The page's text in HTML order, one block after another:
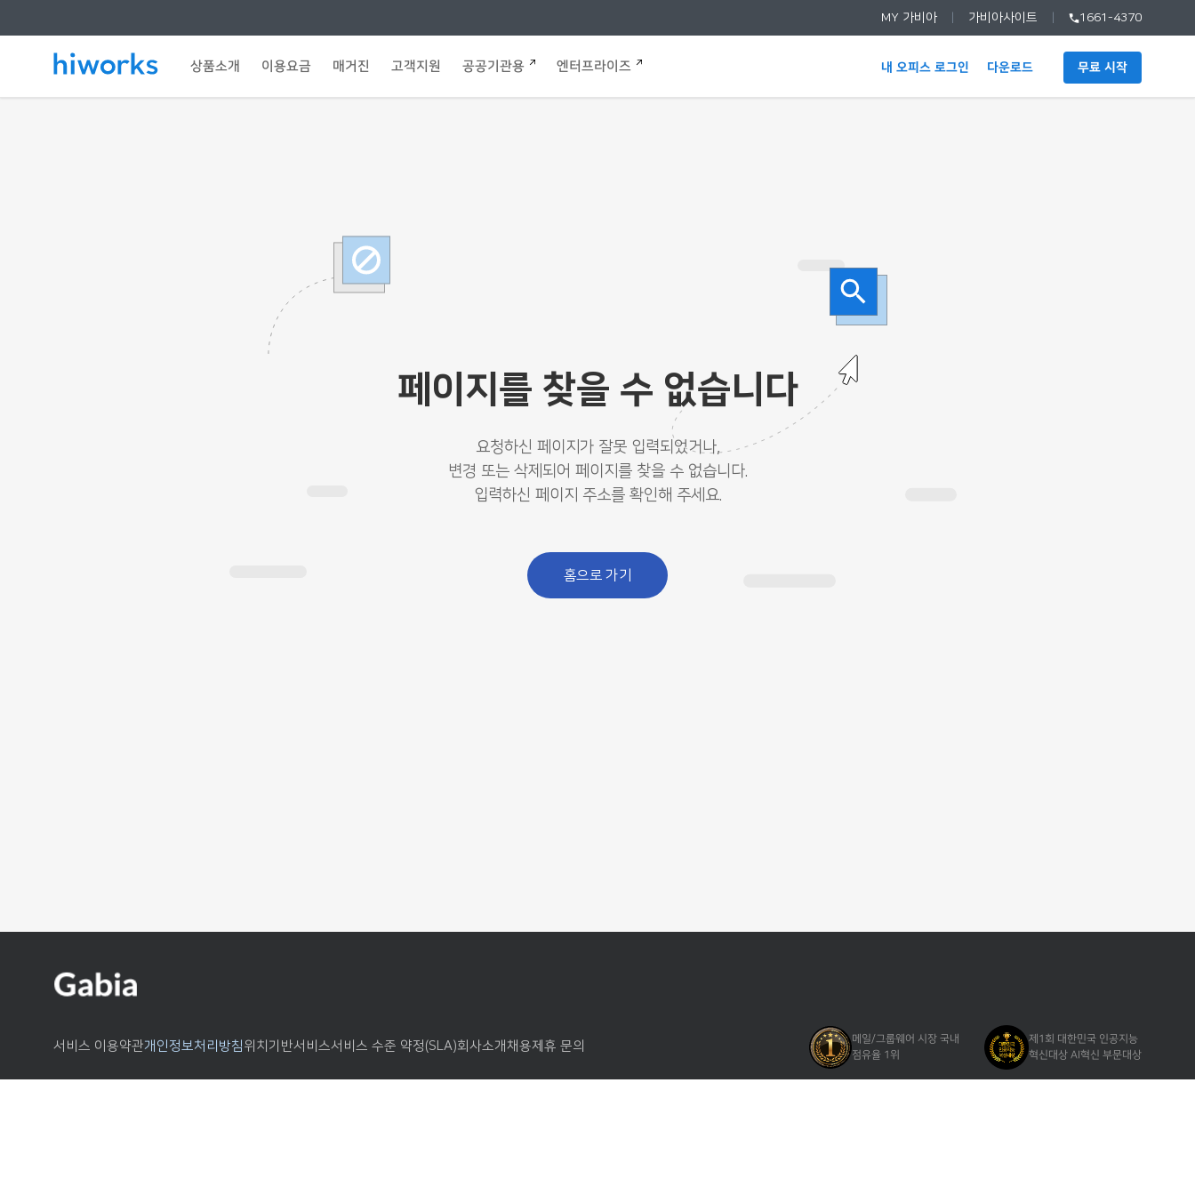
MY 가비아 가비아사이트 1661-4370
상품소개 이용요금 매거진 고객지원 공공기관용 엔터프라이즈 내 오피스 로그인 다운로드 무료 시작
페이지를 찾을 수 없습니다
요청하신 페이지가 잘못 입력되었거나,
변경 또는 삭제되어 페이지를 찾을 수 없습니다.
입력하신 페이지 주소를 확인해 주세요.
홈으로 가기
서비스 이용약관개인정보처리방침위치기반서비스서비스 수준 약정(SLA)회사소개채용제휴 문의
메일/그룹웨어 시장 국내
점유율 1위
제1회 대한민국 인공지능
혁신대상 AI혁신 부문대상